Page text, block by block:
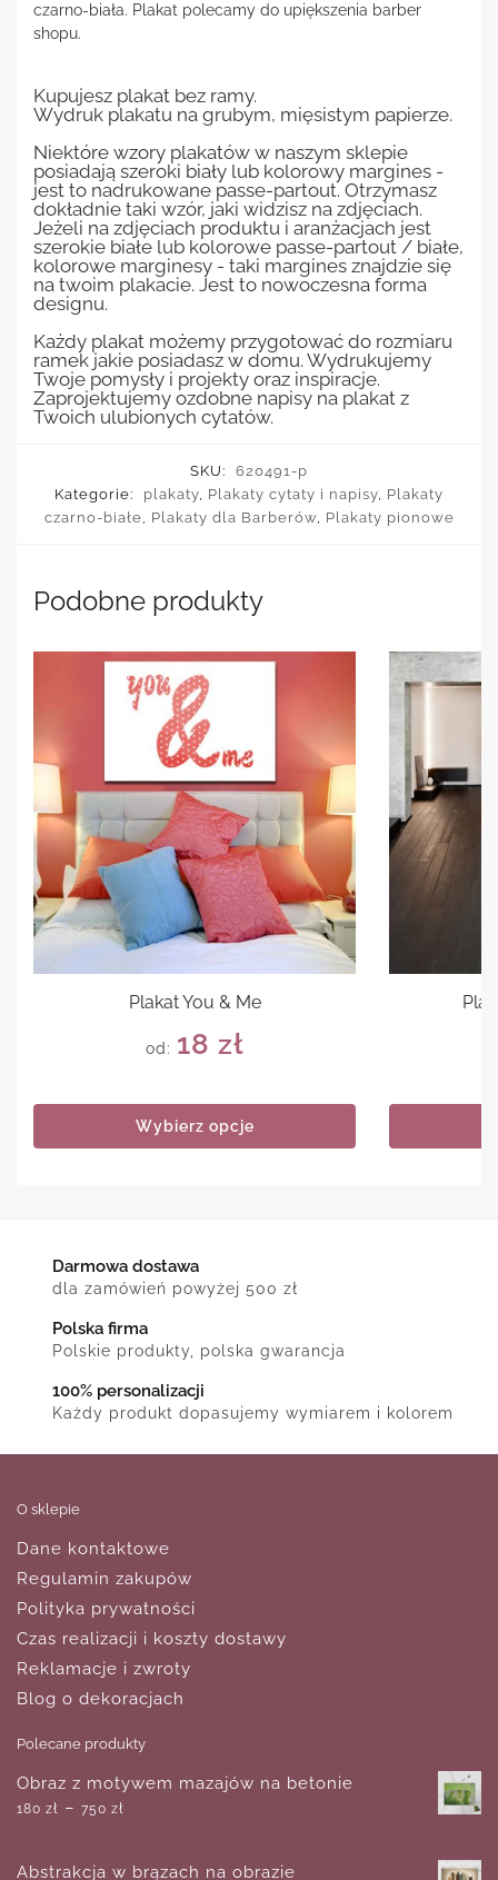
czarno-biała. Plakat polecamy do upiększenia barber
shopu.
Kupujesz plakat bez ramy.
Wydruk plakatu na grubym, mięsistym papierze.
Niektóre wzory plakatów w naszym sklepie
posiadają szeroki biały lub kolorowy margines -
jest to nadrukowane passe-partout. Otrzymasz
dokładnie taki wzór, jaki widzisz na zdjęciach.
Jeżeli na zdjęciach produktu i aranżacjach jest
szerokie białe lub kolorowe passe-partout / białe,
kolorowe marginesy - taki margines znajdzie się
na twoim plakacie. Jest to nowoczesna forma
designu.
Każdy plakat możemy przygotować do rozmiaru
ramek jakie posiadasz w domu. Wydrukujemy
Twoje pomysły i projekty oraz inspiracje.
Zaprojektujemy ozdobne napisy na plakat z
Twoich ulubionych cytatów.
SKU:
620491-p
Kategorie:
plakaty, Plakaty cytaty i napisy, Plakaty
czarno-białe, Plakaty dla Barberów, Plakaty pionowe
Podobne produkty
Plakat You & Me
od: 18 zł
Wybierz opcje
Darmowa dostawa
dla zamówień powyżej 500 zł
Polska firma
Polskie produkty, polska gwarancja
100% personalizacji
Każdy produkt dopasujemy wymiarem i kolorem
O sklepie
Dane kontaktowe
Regulamin zakupów
Polityka prywatności
Czas realizacji i koszty dostawy
Reklamacje i zwroty
Blog o dekoracjach
Polecane produkty
Obraz z motywem mazajów na betonie
180 zł – 750 zł
Abstrakcja w brązach na obrazie